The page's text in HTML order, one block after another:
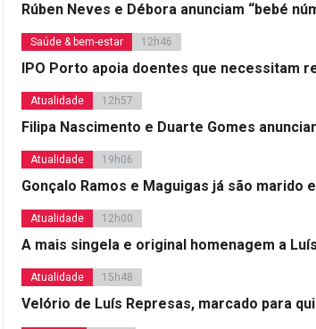
Rúben Neves e Débora anunciam “bebé
Saúde & bem-estar 12h46
IPO Porto apoia doentes que necessitam
Atualidade 12h57
Filipa Nascimento e Duarte Gomes
Atualidade 19h06
Gonçalo Ramos e Maguigas já são marido
Atualidade 12h00
A mais singela e original homenagem a
Atualidade 15h48
Velório de Luís Represas, marcado para